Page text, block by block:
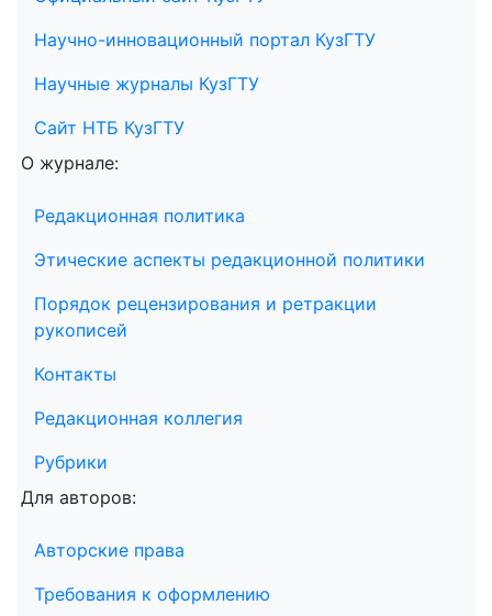
Научно-инновационный портал КузГТУ
Научные журналы КузГТУ
Сайт НТБ КузГТУ
О журнале:
Редакционная политика
Этические аспекты редакционной политики
Порядок рецензирования и ретракции
рукописей
Контакты
Редакционная коллегия
Рубрики
Для авторов:
Авторские права
Требования к оформлению